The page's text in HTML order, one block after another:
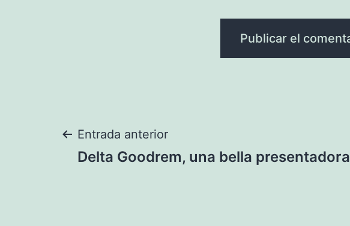
Navegación
Entrada anterior
Delta Goodrem, una bella presentadora